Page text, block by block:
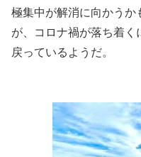
極集中が解消に向かうか
が、コロナ禍が落ち着く
戻っているようだ。